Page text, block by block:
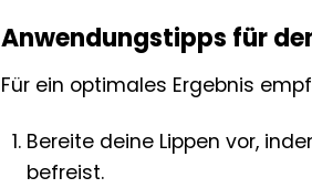
Anwendungstipps für
Für ein optimales Ergebnis
Bereite deine Lippen vor,
befreist.